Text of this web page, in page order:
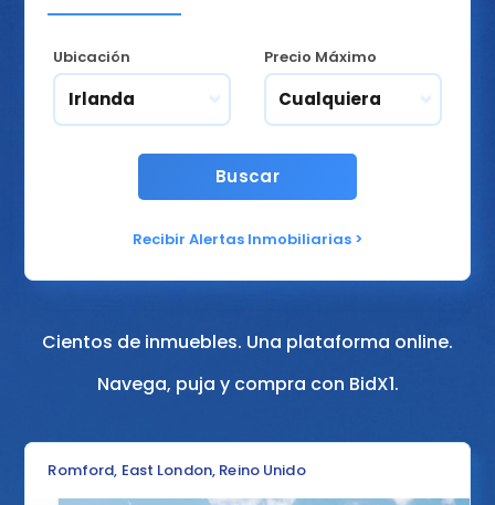
Cientos de inmuebles. Una plataforma online.
Navega, puja y compra con BidX1.
Ubicación
Irlanda
Precio Máximo
Cualquiera
Buscar
Recibir Alertas Inmobiliarias >
Romford, East London, Reino Unido